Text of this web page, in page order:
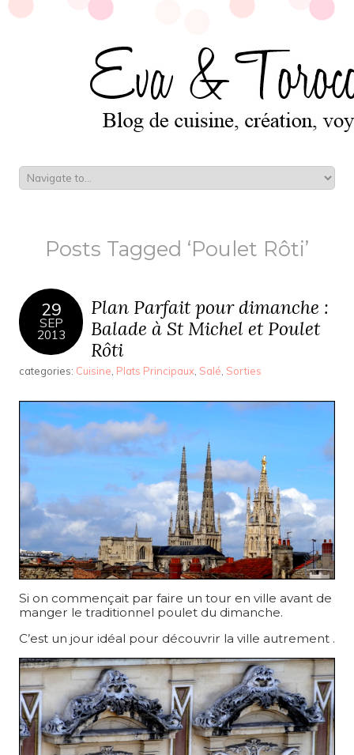
Posts Tagged ‘Poulet Rôti’
29
SEP
2013
Plan Parfait pour dimanche :
Balade à St Michel et Poulet
Rôti
categories: Cuisine Plats Principaux Salé Sorties
Si on commençait par faire un tour en ville avant de
manger le traditionnel poulet du dimanche.
C’est un jour idéal pour découvrir la ville autrement .